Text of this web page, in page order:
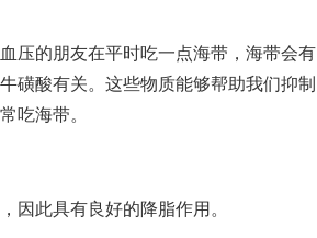
的朋友在平时吃一点海带，海带会有
磺酸有关。这些物质能够帮助我们抑制
吃海带。
此具有良好的降脂作用。